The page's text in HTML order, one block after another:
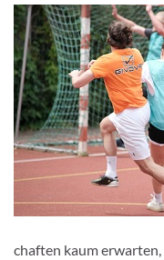
chaften kaum erwarten,